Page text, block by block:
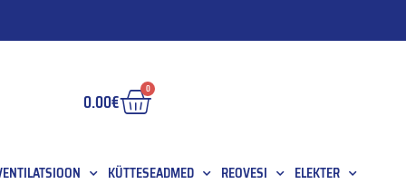
0.00€ 0
KÜTTESEADMED REOVESI ELEKTER